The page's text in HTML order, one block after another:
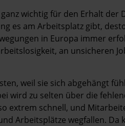
wichtig für den Erhalt der
es am Arbeitsplatz gibt,
in Europa immer
an unsicheren
weil sie sich abgehängt
wird zu selten über die
extrem schnell, und
Arbeitsplätze wegfallen. Da